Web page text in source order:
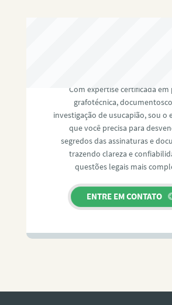
Com expertise certificada em
grafotécnica,
investigação de usucapião, sou o
que você precisa para
segredos das assinaturas e
trazendo clareza e
questões legais mais
ENTRE EM CONTATO